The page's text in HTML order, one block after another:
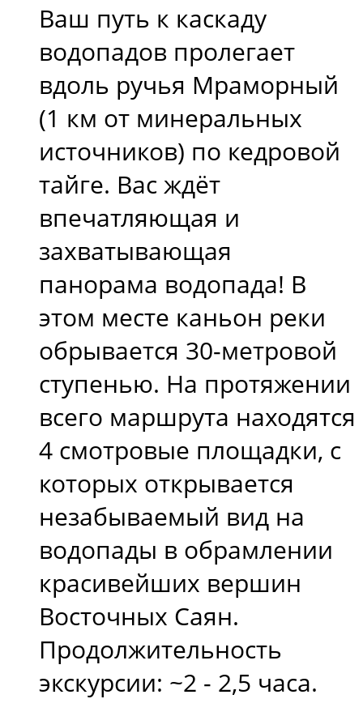
Ваш путь к каскаду
водопадов пролегает
вдоль ручья Мраморный
(1 км от минеральных
источников) по кедровой
тайге. Вас ждёт
впечатляющая и
захватывающая
панорама водопада! В
этом месте каньон реки
обрывается 30-метpовой
ступенью. На протяжении
всего маршрута находятся
4 смотровые площадки, с
которых открывается
незабываемый вид на
водопады в обрамлении
красивейших вершин
Восточных Саян.
Продолжительность
экскурсии: ~2 - 2,5 часа.